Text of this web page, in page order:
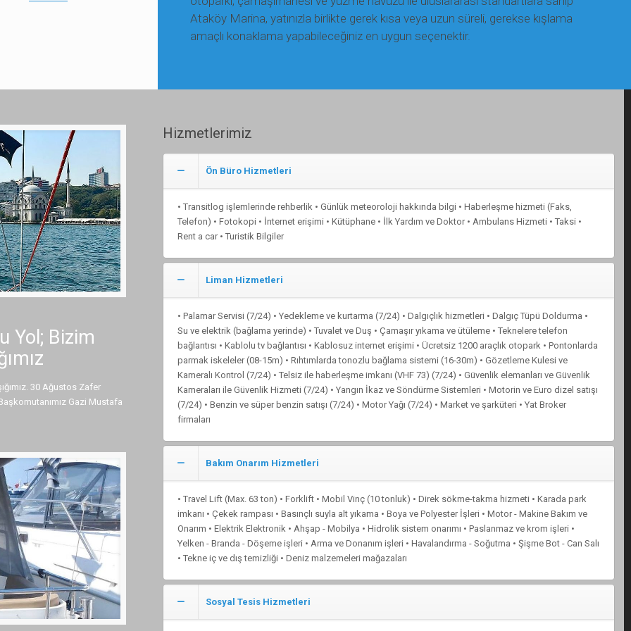
Ataköy Marina, yatınızla birlikte gerek kısa veya uzun süreli, gerekse kışlama
amaçlı konaklama yapabileceğiniz en uygun seçenektir.
Yol; Bizim
30 Ağustos Zafer
Gazi Mustafa
Hizmetlerimiz
Ön Büro Hizmetleri
• Transitlog işlemlerinde rehberlik • Günlük meteoroloji hakkında bilgi • Haberleşme hizmeti (Faks,
Telefon) • Fotokopi • İnternet erişimi • Kütüphane • İlk Yardım ve Doktor • Ambulans Hizmeti • Taksi •
Rent a car • Turistik Bilgiler
Liman Hizmetleri
• Palamar Servisi (7/24) • Yedekleme ve kurtarma (7/24) • Dalgıçlık hizmetleri • Dalgıç Tüpü Doldurma •
Su ve elektrik (bağlama yerinde) • Tuvalet ve Duş • Çamaşır yıkama ve ütüleme • Teknelere telefon
bağlantısı • Kablolu tv bağlantısı • Kablosuz internet erişimi • Ücretsiz 1200 araçlık otopark • Pontonlarda
parmak iskeleler (08-15m) • Rıhtımlarda tonozlu bağlama sistemi (16-30m) • Gözetleme Kulesi ve
Kameralı Kontrol (7/24) • Telsiz ile haberleşme imkanı (VHF 73) (7/24) • Güvenlik elemanları ve Güvenlik
Kameraları ile Güvenlik Hizmeti (7/24) • Yangın İkaz ve Söndürme Sistemleri • Motorin ve Euro dizel satışı
(7/24) • Benzin ve süper benzin satışı (7/24) • Motor Yağı (7/24) • Market ve şarküteri • Yat Broker
firmaları
Bakım Onarım Hizmetleri
• Travel Lift (Max. 63 ton) • Forklift • Mobil Vinç (10 tonluk) • Direk sökme-takma hizmeti • Karada park
imkanı • Çekek rampası • Basınçlı suyla alt yıkama • Boya ve Polyester İşleri • Motor - Makine Bakım ve
Onarım • Elektrik Elektronik • Ahşap - Mobilya • Hidrolik sistem onarımı • Paslanmaz ve krom işleri •
Yelken - Branda - Döşeme işleri • Arma ve Donanım işleri • Havalandırma - Soğutma • Şişme Bot - Can Salı
• Tekne iç ve dış temizliği • Deniz malzemeleri mağazaları
Sosyal Tesis Hizmetleri